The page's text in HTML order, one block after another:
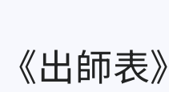
出師